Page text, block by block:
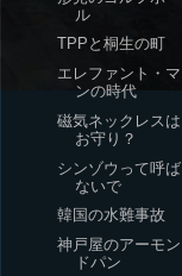
ル
TPPと桐生の町
エレファント・マ
ンの時代
磁気ネックレスは
お守り？
シンゾウって呼ば
ないで
韓国の水難事故
神戸屋のアーモン
ドパン